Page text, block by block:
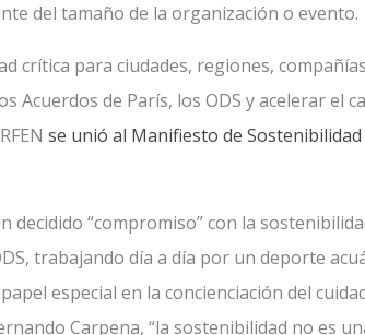
del tamaño de la organización o evento.
crítica para ciudades, regiones,
Acuerdos de París, los ODS y acelerar el
se unió al Manifiesto de
decidido “compromiso” con la
trabajando día a día por un deporte
especial en la concienciación del
Carpena, “la sostenibilidad no es